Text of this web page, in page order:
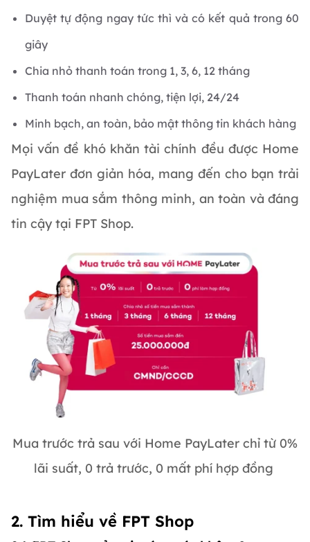
Duyệt tự động ngay tức thì và có kết quả trong 60
giây
Chia nhỏ thanh toán trong 1, 3, 6, 12 tháng
Thanh toán nhanh chóng, tiện lợi, 24/24
Minh bạch, an toàn, bảo mật thông tin khách hàng
Mọi vấn đề khó khăn tài chính đều được Home
PayLater đơn giản hóa, mang đến cho bạn trải
nghiệm mua sắm thông minh, an toàn và đáng
tin cậy tại FPT Shop.
Mua trước trả sau với Home PayLater chỉ từ 0%
lãi suất, 0 trả trước, 0 mất phí hợp đồng
2. Tìm hiểu về FPT Shop